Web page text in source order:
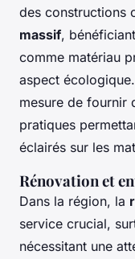
des constructions
massif,
comme matériau
aspect
mesure de fournir
pratiques
éclairés sur les
Rénovation et
Dans la région, la
service crucial,
nécessitant une